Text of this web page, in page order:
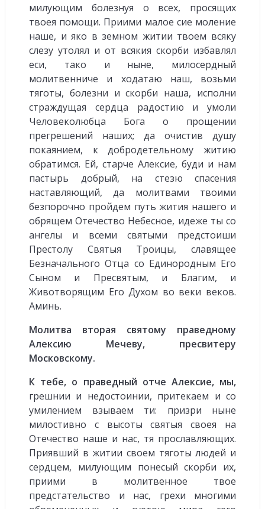
милующим болезнуя о всех, просящих
твоея помощи. Приими малое сие моление
наше, и яко в земном житии твоем всяку
слезу утолял и от всякия скорби избавлял
еси, тако и ныне, милосердный
молитвенниче и ходатаю наш, возьми
тяготы, болезни и скорби наша, исполни
страждущая сердца радостию и умоли
Человеколюбца Бога о прощении
прегрешений наших; да очистив душу
покаянием, к добродетельному житию
обратимся. Ей, старче Алексие, буди и нам
пастырь добрый, на стезю спасения
наставляющий, да молитвами твоими
безпорочно пройдем путь жития нашего и
обрящем Отечество Небесное, идеже ты со
ангелы и всеми святыми предстоиши
Престолу Святыя Троицы, славящее
Безначального Отца со Единородным Его
Сыном и Пресвятым, и Благим, и
Животворящим Его Духом во веки веков.
Аминь.
Молитва вторая святому праведному
Алексию Мечеву, пресвитеру
Московскому.
К тебе, о праведный отче Алексие, мы,
грешнии и недостоинии, притекаем и со
умилением взываем ти: призри ныне
милостивно с высоты святыя своея на
Отечество наше и нас, тя прославляющих.
Приявший в житии своем тяготы людей и
сердцем, милующим понесый скорби их,
приими в молитвенное твое
предстательство и нас, грехи многими